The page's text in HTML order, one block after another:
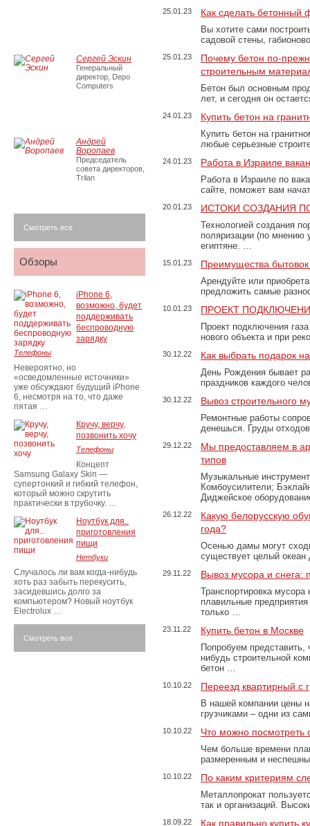
25.01.23 Как сделать бетонный
Вы хотите сами
садовой стены,
25.01.23
Почему бетон по-
строительным
Бетон был основным
лет, и сегодня он
24.01.23 Купить бетон на
Купить бетон на
любые серьезные
24.01.23 Работа в Израиле
Работа в Израиле по
сайте, поможет вам
20.01.23 ИСТОКИ СОЗДАНИЯ
Технологией создания
поляризации (по
египтяне. …
15.01.23 Преимущества
Арендуйте или
предложить самые
10.01.23 ПРОЕКТ
Проект подключения
нового объекта и при
30.12.22 Как выбрать подарок
День Рождения бывает
праздников каждого
30.12.22 Вывоз строительного
Ремонтные работы
денешься. Груды
29.12.22
Мы предоставляем в
типов
Музыкальные
Комбоусилители;
Диджейское
26.12.22
Какую белорусскую
года?
Осенью дамы могут
существует целый
29.11.22 Вывоз мусора и
Транспортировка
плавильные
только …
23.11.22 Купить бетон в Москве
Попробуем представить,
нибудь строительной
бетон …
10.10.22 Переезд квартирный с
В нашей компании цены
грузчиками – одни из
10.10.22 Что можно посмотреть
Чем больше времени
размеренным и
10.10.22 По каким критериям
Металлопрокат
так и организаций.
18.09.22 Как правильно купить
Сергей Эскин
Генеральный
директор, Depo
Computers
Андрей
Воропаев
Председатель
совета директоров,
Trilan
Смотреть все
Обзоры
iPhone 6,
возможно, будет
поддерживать
беспроводную
зарядку
Телефоны
Невероятно, но
«осведомленные источники»
уже обсуждают будущий iPhone
6, несмотря на то, что даже
пятая …
Кручу, верчу,
позвонить хочу
Телефоны
Концепт
Samsung Galaxy Skin —
супертонкий и гибкий телефон,
который можно скрутить
практически в трубочку. …
Ноутбук для..
приготовления
пищи
Нетбуки
Случалось ли вам когда-нибудь
хоть раз забыть перекусить,
засидевшись долго за
компьютером? Новый ноутбук
Electrolux …
Смотреть все